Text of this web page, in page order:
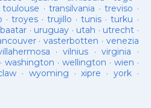
toulouse ·transilvania ·treviso ·
· troyes·trujillo ·tunis ·turku ·
· uruguay · utah · utrecht ·
· vasterbotten · venezia
·vilnius ·virginia ·
·washington · wellington · wien ·
· wyoming ·xipre · york·